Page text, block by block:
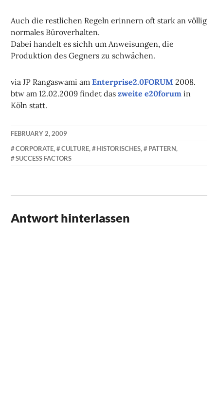
Auch die restlichen Regeln erinnern oft stark an völlig
normales Büroverhalten.
Dabei handelt es sichh um Anweisungen, die
Produktion des Gegners zu schwächen.
via JP Rangaswami amEnterprise2.0FORUM 2008.
btw am 12.02.2009 findet daszweite e20forum in
Köln statt.
FEBRUARY 2, 2009
KAI
NEHM
CORPORATE, CULTURE, HISTORISCHES, PATTERN,
SUCCESS FACTORS
Antwort hinterlassen